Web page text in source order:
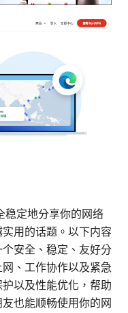
定地分享你的网络
用的话题。以下内容
安全、稳定、友好分
、工作协作以及紧急
以及性能优化，帮助
也能顺畅使用你的网